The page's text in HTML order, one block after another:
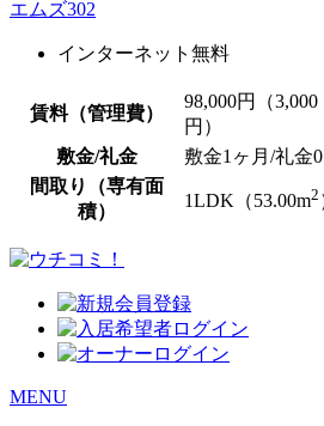
エムズ302
インターネット無料
賃料（管理費）
98,000円（3,000
円）
敷金/礼金 敷金1ヶ月/礼金0
間取り（専有面
積）
1LDK（53.00m2
MENU